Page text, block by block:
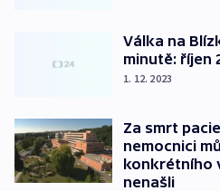
Válka na
minutě: říjen
1. 12. 2023
Za smrt
nemocnici
konkrétního
nenašli